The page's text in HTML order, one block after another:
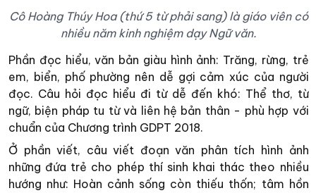
Cô Hoàng Thúy Hoa (thứ 5 từ phải sang) là giáo viên có
nhiều năm kinh nghiệm dạy Ngữ văn.
Phần đọc hiểu, văn bản giàu hình ảnh: Trăng, rừng, trẻ
em, biển, phố phường nên dễ gợi cảm xúc của người
đọc. Câu hỏi đọc hiểu đi từ dễ đến khó: Thể thơ, từ
ngữ, biện pháp tu từ và liên hệ bản thân - phù hợp với
chuẩn của Chương trình GDPT 2018.
Ở phần viết, câu viết đoạn văn phân tích hình ảnh
những đứa trẻ cho phép thí sinh khai thác theo nhiều
hướng như: Hoàn cảnh sống còn thiếu thốn; tâm hồn